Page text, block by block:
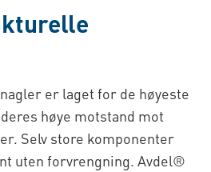
er laget for de høyeste
høye motstand mot
Selv store komponenter
uten forvrengning. Avdel®